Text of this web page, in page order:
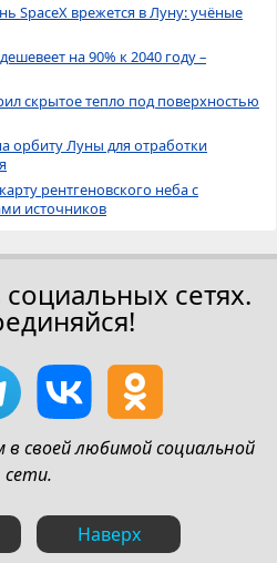
SpaceX врежется в Луну: учёные
на 90% к 2040 году –
скрытое тепло под поверхностью
орбиту Луны для отработки
рентгеновского неба с
источников
сетях.
в своей любимой социальной
сети.
Наверх